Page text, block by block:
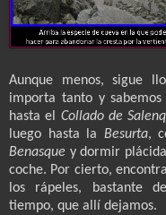
Aunque menos, sigue
importa tanto y
hasta el Collado de
luego hasta la Besurta,
Benasque y dormir
coche. Por cierto,
los rápeles, bastante
tiempo, que allí dejamos.